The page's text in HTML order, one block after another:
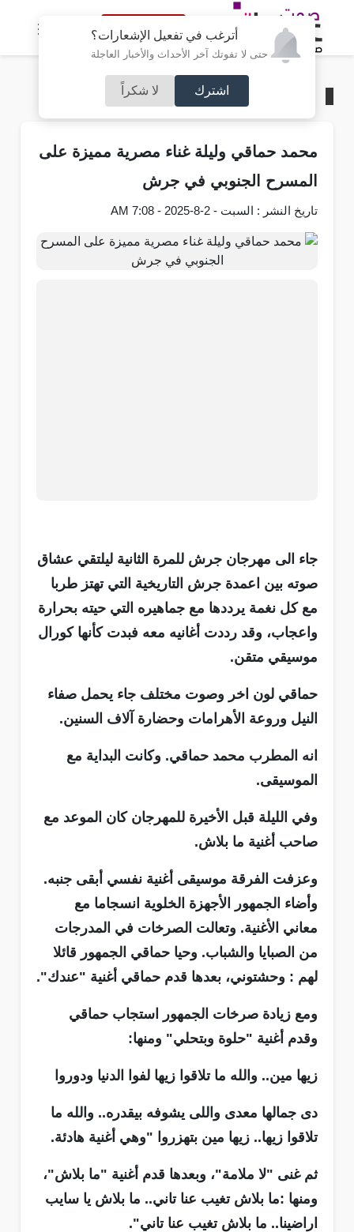
أترغب في تفعيل الإشعارات؟
حتى لا تفوتك آخر الأحداث والأخبار العاجلة
اشترك لا شكراً
النسخة الكاملة
صوت الفن
محمد حماقي وليلة غناء مصرية مميزة على
المسرح الجنوبي في جرش
تاريخ النشر : السبت - 2-8-2025 - 7:08 AM
جاء الى مهرجان جرش للمرة الثانية ليلتقي عشاق
صوته بين اعمدة جرش التاريخية التي تهتز طربا
مع كل نغمة يرددها مع جماهيره التي حيته بحرارة
واعجاب، وقد رددت أغانيه معه فبدت كأنها كورال
موسيقي متقن.
حماقي لون اخر وصوت مختلف جاء يحمل صفاء
النيل وروعة الأهرامات وحضارة آلاف السنين.
انه المطرب محمد حماقي. وكانت البداية مع
الموسيقى.
وفي الليلة قبل الأخيرة للمهرجان كان الموعد مع
صاحب أغنية ما بلاش.
وعزفت الفرقة موسيقى أغنية نفسي أبقى جنبه.
وأضاء الجمهور الأجهزة الخلوية انسجاما مع
معاني الأغنية. وتعالت الصرخات في المدرجات
من الصبايا والشباب. وحيا حماقي الجمهور قائلا
لهم : وحشتوني، بعدها قدم حماقي أغنية "عندك".
ومع زيادة صرخات الجمهور استجاب حماقي
وقدم أغنية "حلوة وبتحلي" ومنها:
زيها مين.. والله ما تلاقوا زيها لفوا الدنيا ودوروا
دى جمالها معدى واللى يشوفه بيقدره.. والله ما
تلاقوا زيها.. زيها مين بتهزروا "وهي أغنية هادئة.
ثم غنى "لا ملامة"، وبعدها قدم أغنية "ما بلاش"،
ومنها :ما بلاش تغيب عنا تاني.. ما بلاش يا سايب
اراضينا.. ما بلاش تغيب عنا تاني".